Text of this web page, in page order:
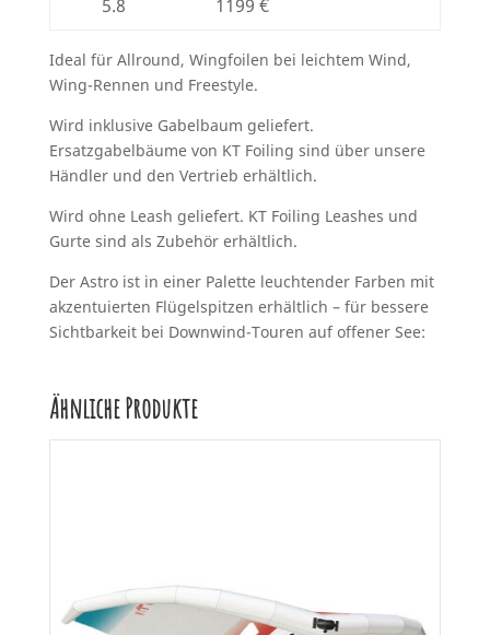
5.8 1199 €
Ideal für Allround, Wingfoilen bei leichtem Wind,
Wing-Rennen und Freestyle.
Wird inklusive Gabelbaum geliefert.
Ersatzgabelbäume von KT Foiling sind über unsere
Händler und den Vertrieb erhältlich.
Wird ohne Leash geliefert. KT Foiling Leashes und
Gurte sind als Zubehör erhältlich.
Der Astro ist in einer Palette leuchtender Farben mit
akzentuierten Flügelspitzen erhältlich – für bessere
Sichtbarkeit bei Downwind-Touren auf offener See:
Ähnliche Produkte